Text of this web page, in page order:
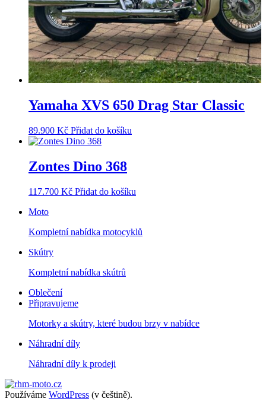
Yamaha XVS 650 Drag Star Classic
89.900 Kč Přidat do košíku
Zontes Dino 368
117.700 Kč Přidat do košíku
Moto
Kompletní nabídka motocyklů
Skútry
Kompletní nabídka skútrů
Oblečení
Připravujeme
Motorky a skútry, které budou brzy v nabídce
Náhradní díly
Náhradní díly k prodeji
Používáme WordPress (v češtině).